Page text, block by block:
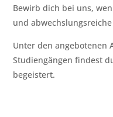
Bewirb dich bei uns,
und
Unter den angebotenen
Studiengängen findest
begeistert.